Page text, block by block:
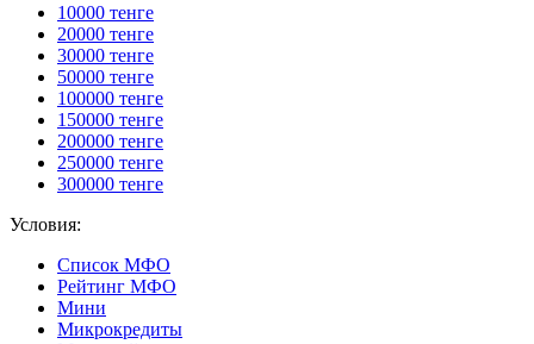
10000 тенге
20000 тенге
30000 тенге
50000 тенге
100000 тенге
150000 тенге
200000 тенге
250000 тенге
300000 тенге
Условия:
Список МФО
Рейтинг МФО
Мини
Микрокредиты